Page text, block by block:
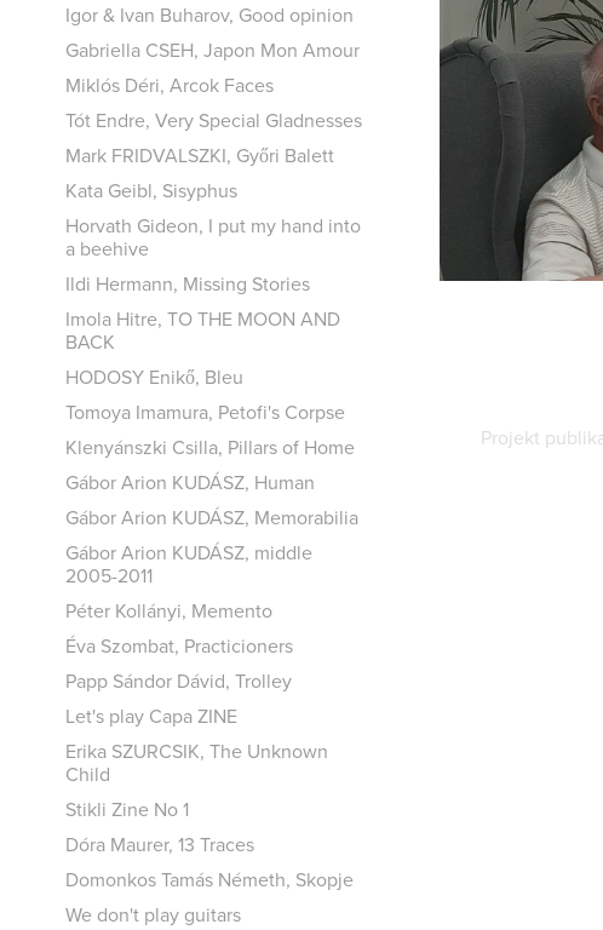
Igor & Ivan Buharov, Good opinion
Gabriella CSEH, Japon Mon Amour
Miklós Déri, Arcok Faces
Tót Endre, Very Special Gladnesses
Mark FRIDVALSZKI, Győri Balett
Kata Geibl, Sisyphus
Horvath Gideon, I put my hand into
a beehive
Ildi Hermann, Missing Stories
Imola Hitre, TO THE MOON AND
BACK
HODOSY Enikő, Bleu
Tomoya Imamura, Petofi's Corpse
Klenyánszki Csilla, Pillars of Home
Gábor Arion KUDÁSZ, Human
Gábor Arion KUDÁSZ, Memorabilia
Gábor Arion KUDÁSZ, middle
2005-2011
Péter Kollányi, Memento
Éva Szombat, Practicioners
Papp Sándor Dávid, Trolley
Let's play Capa ZINE
Erika SZURCSIK, The Unknown
Child
Stikli Zine No 1
Dóra Maurer, 13 Traces
Domonkos Tamás Németh, Skopje
We don't play guitars
Projekt